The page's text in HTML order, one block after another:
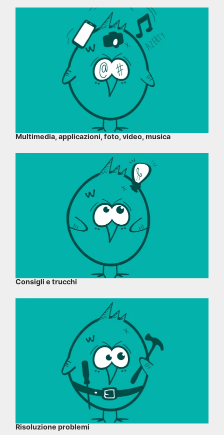
Multimedia, applicazioni, foto, video, musica
Consigli e trucchi
Risoluzione problemi